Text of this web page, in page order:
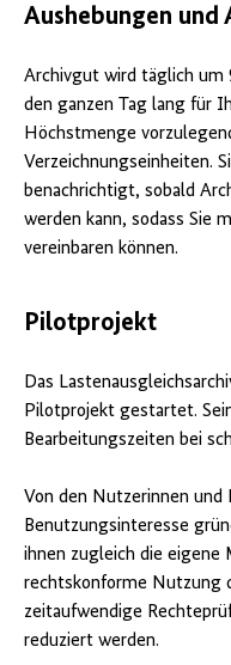
Aushebungen und
Archivgut wird täglich um
den ganzen Tag lang für
Höchstmenge
Verzeichnungseinheiten.
benachrichtigt, sobald
werden kann, sodass Sie
vereinbaren können.
Pilotprojekt
Das
Pilotprojekt gestartet.
Bearbeitungszeiten bei
Von den Nutzerinnen und
Benutzungsinteresse
ihnen zugleich die
rechtskonforme Nutzung
zeitaufwendige
reduziert werden.